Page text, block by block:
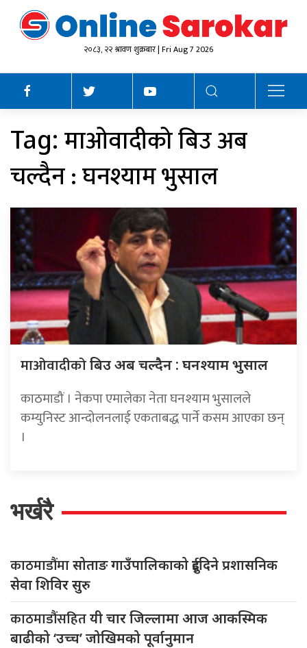
२०८३, २२ श्रावण शुक्रबार | Fri Aug 7 2026
Tag: माओवादीको बिउ अब
चल्दैन : घनश्याम भुसाल
माओवादीकोबिउ अब चल्दैन : घनश्याम भुसाल
काठमाडौं । नेकपा एमालेका नेता घनश्याम भुसालले
कम्युनिस्ट आन्दोलनलाई एकताबद्ध पार्ने कसम आएका छन्
।
भर्खरै
काठमाडौंमासोताङ गाउँपालिकाको दुईदिने प्रशासनिक
सेवा शिविर सुरु
काठमाडौंसहितयी चार जिल्लामा आज आकस्मिक
बाढीको ‘उच्च’ जोखिमको पूर्वानुमान